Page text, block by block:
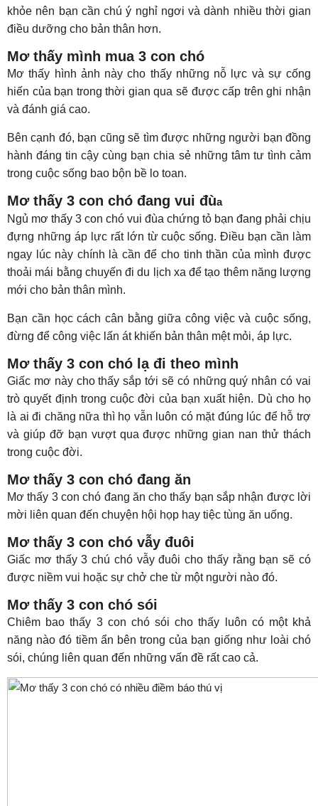
khỏe nên bạn cần chú ý nghỉ ngơi và dành nhiều thời gian
điều dưỡng cho bản thân hơn.
Mơ thấy mình mua 3 con chó
Mơ thấy hình ảnh này cho thấy những nỗ lực và sự cống
hiến của bạn trong thời gian qua sẽ được cấp trên ghi nhận
và đánh giá cao.
Bên cạnh đó, bạn cũng sẽ tìm được những người bạn đồng
hành đáng tin cậy cùng bạn chia sẻ những tâm tư tình cảm
trong cuộc sống bao bộn bề lo toan.
Mơ thấy 3 con chó đang vui đùa
Ngủ mơ thấy 3 con chó vui đùa chứng tỏ bạn đang phải chịu
đựng những áp lực rất lớn từ cuộc sống. Điều bạn cần làm
ngay lúc này chính là cần để cho tinh thần của mình được
thoải mái bằng chuyến đi du lịch xa để tạo thêm năng lượng
mới cho bản thân mình.
Bạn cần học cách cân bằng giữa công việc và cuộc sống,
đừng để công việc lấn át khiến bản thân mệt mỏi, áp lực.
Mơ thấy 3 con chó lạ đi theo mình
Giấc mơ này cho thấy sắp tới sẽ có những quý nhân có vai
trò quyết định trong cuộc đời của bạn xuất hiện. Dù cho họ
là ai đi chăng nữa thì họ vẫn luôn có mặt đúng lúc để hỗ trợ
và giúp đỡ bạn vượt qua được những gian nan thử thách
trong cuộc đời.
Mơ thấy 3 con chó đang ăn
Mơ thấy 3 con chó đang ăn cho thấy bạn sắp nhận được lời
mời liên quan đến chuyện hội họp hay tiệc tùng ăn uống.
Mơ thấy 3 con chó vẫy đuôi
Giấc mơ thấy 3 chú chó vẫy đuôi cho thấy rằng bạn sẽ có
được niềm vui hoặc sự chở che từ một người nào đó.
Mơ thấy 3 con chó sói
Chiêm bao thấy 3 con chó sói cho thấy luôn có một khả
năng nào đó tiềm ẩn bên trong của bạn giống như loài chó
sói, chúng liên quan đến những vấn đề rất cao cả.